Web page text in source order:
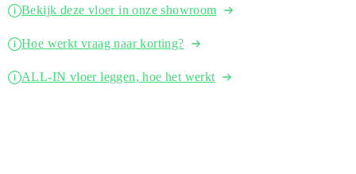
Bekijk deze vloer in onze showroom
Hoe werkt vraag naar korting?
ALL-IN vloer leggen, hoe het werkt